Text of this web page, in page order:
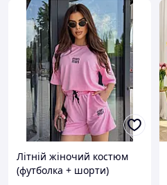
Літній жіночий костюм
(футболка + шорти)